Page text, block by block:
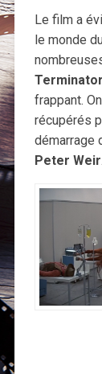
Le film a
le monde
Terminator
frappant.
récupérés
démarrage
Peter Weir.